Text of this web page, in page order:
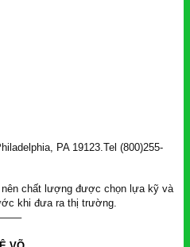
PA 19123.Tel (800)255-
nên chất lượng được chọn lựa kỹ và
khi đưa ra thị trường.